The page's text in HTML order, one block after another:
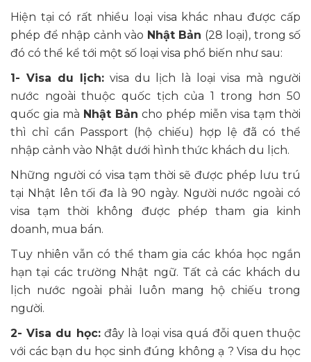
Hiện tại có rất nhiều loại visa khác nhau được cấp
phép để nhập cảnh vào Nhật Bản (28 loại), trong số
đó có thể kể tới một số loại visa phổ biến như sau:
1- Visa du lịch:visa du lịch là loại visa mà người
nước ngoài thuộc quốc tịch của 1 trong hơn 50
quốc gia mà Nhật Bản cho phép miễn visa tạm thời
thì chỉ cần Passport (hộ chiếu) hợp lệ đã có thể
nhập cảnh vào Nhật dưới hình thức khách du lịch.
Những người có visa tạm thời sẽ được phép lưu trú
tại Nhật lên tối đa là 90 ngày. Người nước ngoài có
visa tạm thời không được phép tham gia kinh
doanh, mua bán.
Tuy nhiên vẫn có thể tham gia các khóa học ngắn
hạn tại các trường Nhật ngữ. Tất cả các khách du
lịch nước ngoài phải luôn mang hộ chiếu trong
người.
2- Visa du học:đây là loại visa quá đỗi quen thuộc
với các bạn du học sinh đúng không ạ ? Visa du học